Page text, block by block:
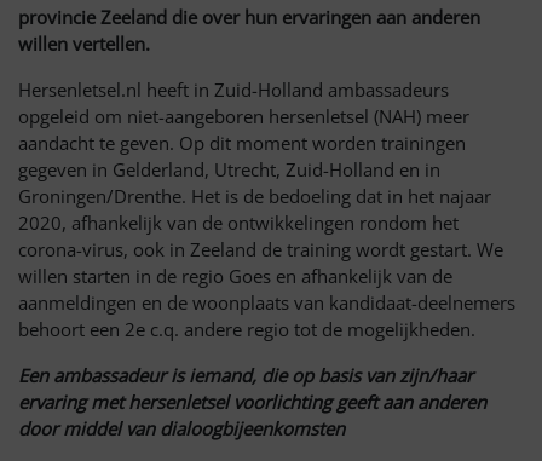
provincie Zeeland die over hun ervaringen aan anderen
willen vertellen.
Hersenletsel.nl heeft in Zuid-Holland ambassadeurs
opgeleid om niet-aangeboren hersenletsel (NAH) meer
aandacht te geven. Op dit moment worden trainingen
gegeven in Gelderland, Utrecht, Zuid-Holland en in
Groningen/Drenthe. Het is de bedoeling dat in het najaar
2020, afhankelijk van de ontwikkelingen rondom het
corona-virus, ook in Zeeland de training wordt gestart. We
willen starten in de regio Goes en afhankelijk van de
aanmeldingen en de woonplaats van kandidaat-deelnemers
behoort een 2e c.q. andere regio tot de mogelijkheden.
Een ambassadeur is iemand, die op basis van zijn/haar
ervaring met hersenletsel voorlichting geeft aan anderen
door middel van dialoogbijeenkomsten